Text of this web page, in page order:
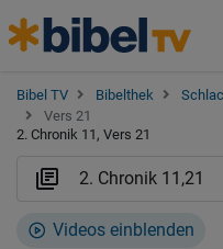
Bibel TV Bibelthek
Vers 21
2. Chronik 11, Vers 21
Videos einblenden